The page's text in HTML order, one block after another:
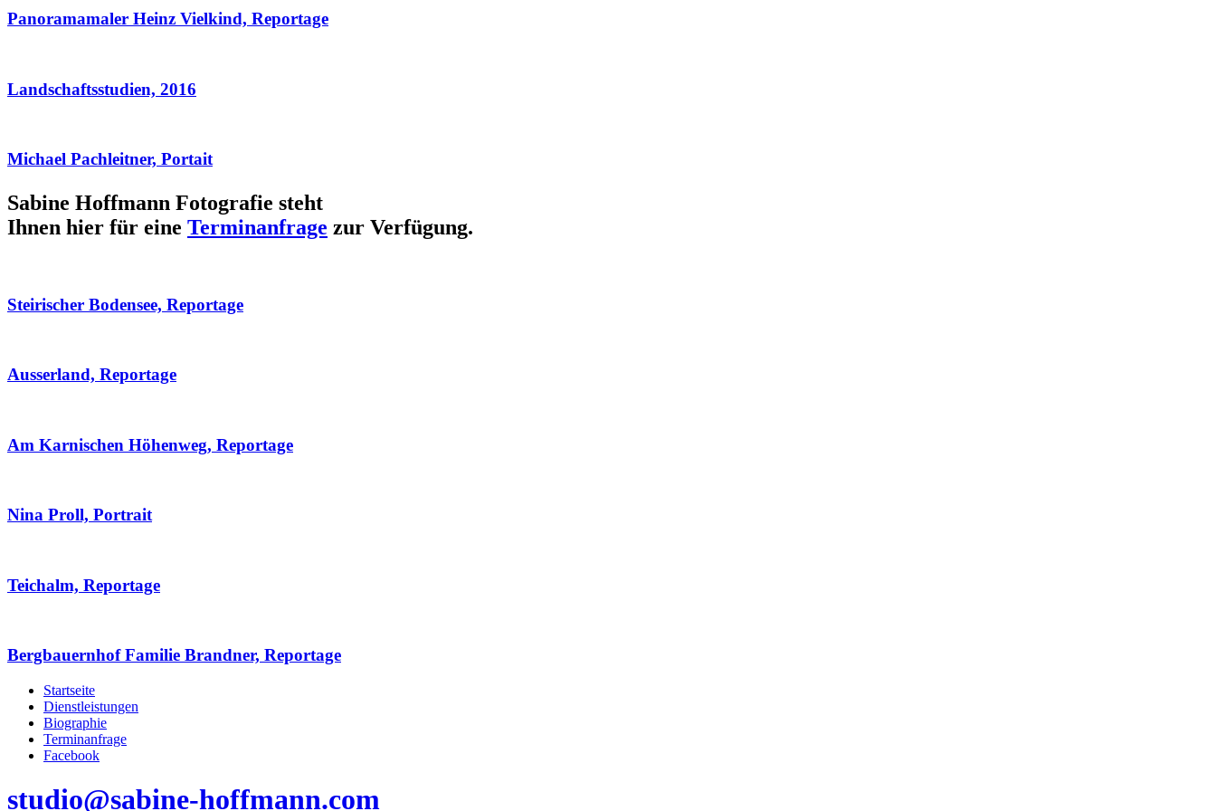
Panoramamaler Heinz Vielkind, Reportage
Landschaftsstudien, 2016
Michael Pachleitner, Portait
Sabine Hoffmann Fotografie steht
Ihnen hier für eine Terminanfrage zur Verfügung.
Steirischer Bodensee, Reportage
Ausserland, Reportage
Am Karnischen Höhenweg, Reportage
Nina Proll, Portrait
Teichalm, Reportage
Bergbauernhof Familie Brandner, Reportage
Startseite
Dienstleistungen
Biographie
Terminanfrage
Facebook
studio@sabine-hoffmann.com